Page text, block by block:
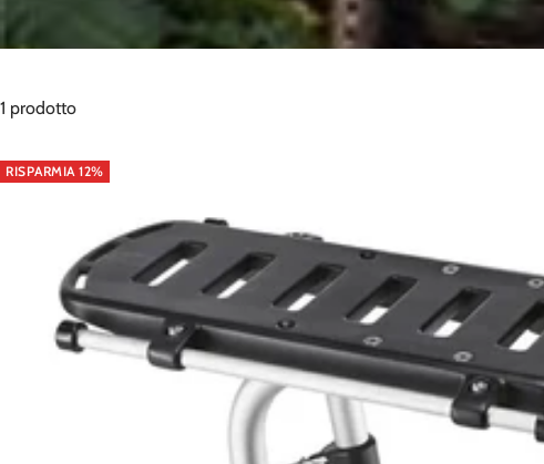
1 prodotto
RISPARMIA 12%